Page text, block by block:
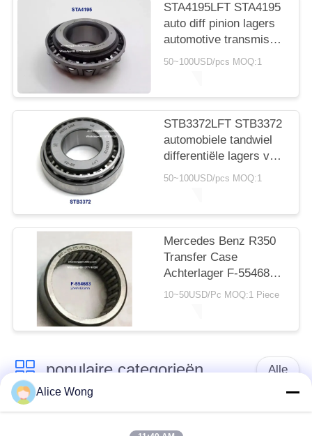
PRIVACY
POLICY
STA4195LFT STA4195
auto diff pinion lagers
automotive transmissie
vervangingsonderdeel
50~100USD/pcs MOQ:1
STB3372LFT STB3372
automobiele tandwiel
differentiële lagers voor
auto reparatie en
50~100USD/pcs MOQ:1
Mercedes Benz R350
Transfer Case
Achterlager F-554683
27x47x19.5mm
10~50USD/Pc MOQ:1 Piece
populaire categorieën Alle
Lagers voor
versnellingsbakken
Alice Wong